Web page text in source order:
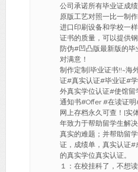
公司承诺所有毕业证成
原版工艺对照一比一制
进口印刷设备和学校一
证书的质量，可以提供
防伪#凹凸版最新版的
对满意！
制作定制|毕业证书!!~海
证#真实认证#毕业证#
外真实学位认证#使馆
通知书#Offer #在读证
网上存档永久可查！[实
年致力于帮助留学生解
真实的难题；并帮助留
证，成绩单，真实认证#
的真实学位真实认证。
１：在校挂科了，不想